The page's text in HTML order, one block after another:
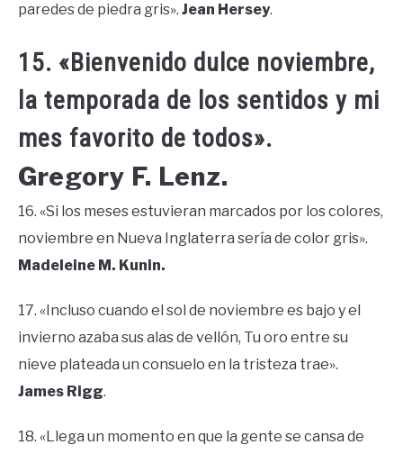
paredes de piedra gris». Jean Hersey.
15. «Bienvenido dulce noviembre,
la temporada de los sentidos y mi
mes favorito de todos».
Gregory F. Lenz.
16. «Si los meses estuvieran marcados por los colores,
noviembre en Nueva Inglaterra sería de color gris».
Madeleine M. Kunin.
17. «Incluso cuando el sol de noviembre es bajo y el
invierno azaba sus alas de vellón, Tu oro entre su
nieve plateada un consuelo en la tristeza trae».
James Rigg.
18. «Llega un momento en que la gente se cansa de